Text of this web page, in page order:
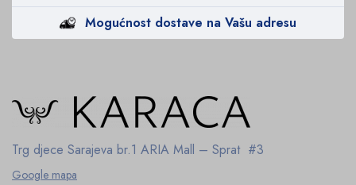
Mogućnost dostave na Vašu adresu
Trg djece Sarajeva br.1 ARIA Mall – Sprat #3
Google mapa